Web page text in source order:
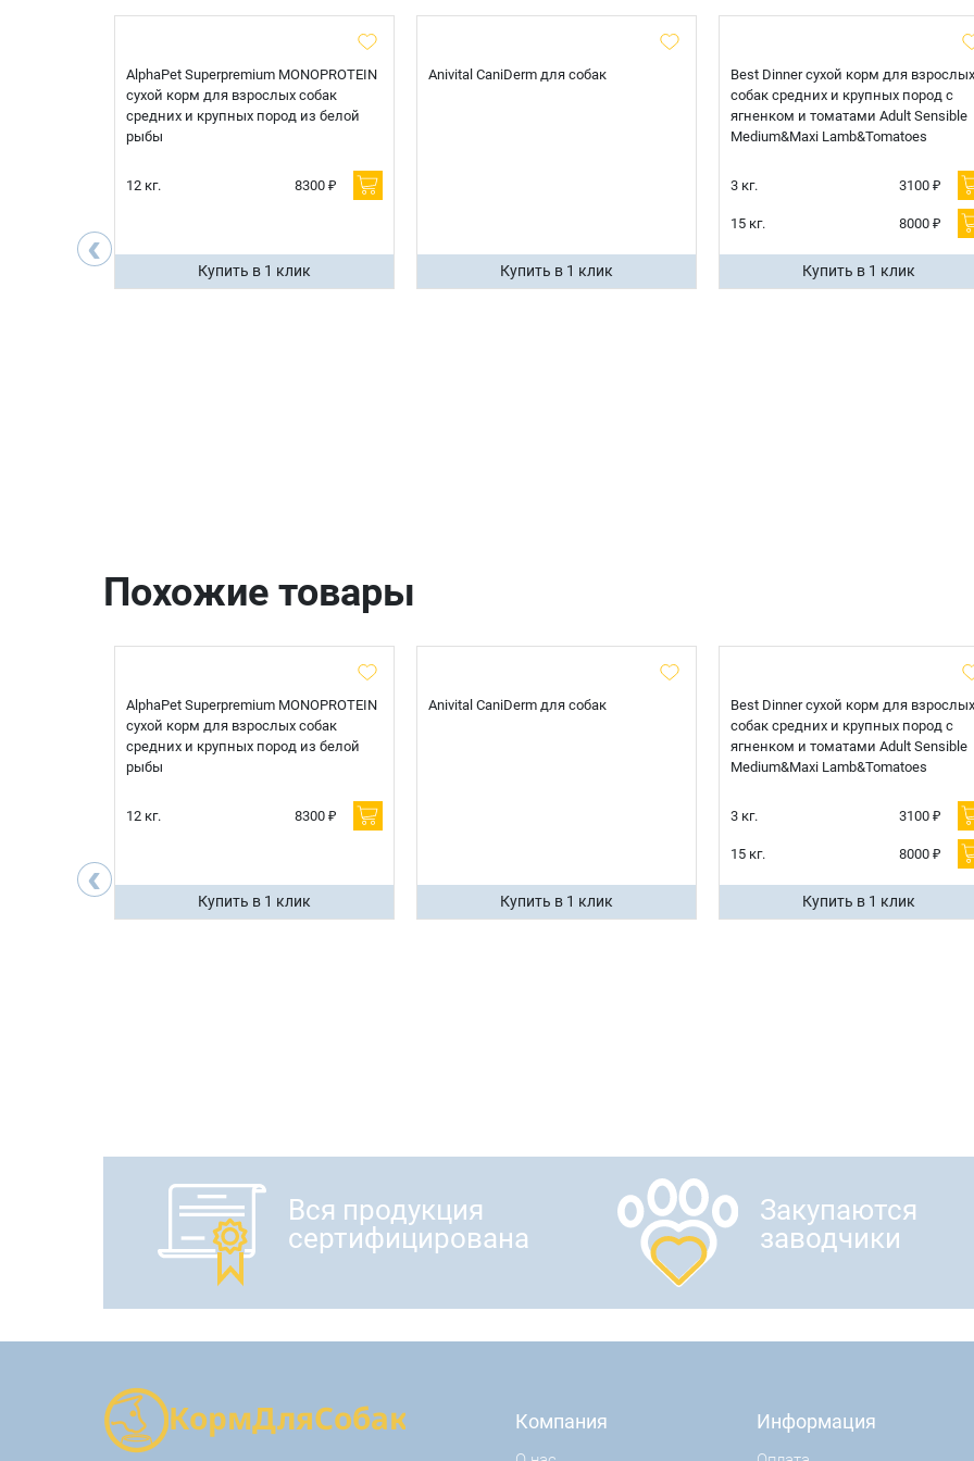
‹
AlphaPet Superpremium MONOPROTEIN
сухой корм для взрослых собак
средних и крупных пород из белой
рыбы
12 кг. 8300 ₽
Купить в 1 клик
Anivital CaniDerm для собак
Купить в 1 клик
Best Dinner сухой корм для взрослых
собак средних и крупных пород с
ягненком и томатами Adult Sensible
Medium&Maxi Lamb&Tomatoes
3 кг. 3100 ₽
15 кг. 8000 ₽
Купить в 1 клик
Похожие товары
‹
AlphaPet Superpremium MONOPROTEIN
сухой корм для взрослых собак
средних и крупных пород из белой
рыбы
12 кг. 8300 ₽
Купить в 1 клик
Anivital CaniDerm для собак
Купить в 1 клик
Best Dinner сухой корм для взрослых
собак средних и крупных пород с
ягненком и томатами Adult Sensible
Medium&Maxi Lamb&Tomatoes
3 кг. 3100 ₽
15 кг. 8000 ₽
Купить в 1 клик
Вся продукция
сертифицирована
Закупаются
заводчики
Компания Информация